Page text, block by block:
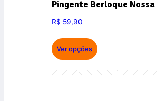
Pingente Berloque
R$ 59,90
Ver opções